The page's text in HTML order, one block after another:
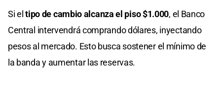
Si eltipo de cambio alcanza el piso $1.000, el Banco
Central intervendrá comprando dólares, inyectando
pesos al mercado. Esto busca sostener el mínimo de
la banda y aumentar las reservas.